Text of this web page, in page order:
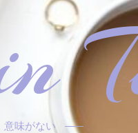
意味がない